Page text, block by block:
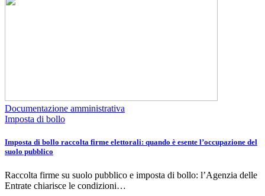
Documentazione amministrativa
Imposta di bollo
Imposta di bollo raccolta firme elettorali: quando è esente l’occupazione del
suolo pubblico
Raccolta firme su suolo pubblico e imposta di bollo: l’Agenzia delle
Entrate chiarisce le condizioni…